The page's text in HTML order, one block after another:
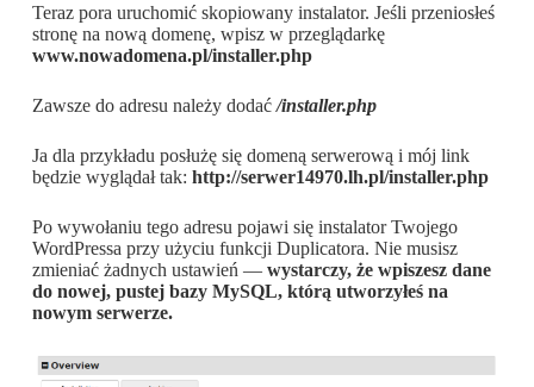
Teraz pora uruchomić skopiowany instalator. Jeśli przeniosłeś
stronę na nową domenę, wpisz w przeglądarkę
www.nowadomena.pl/installer.php
Zawsze do adresu należy dodać/installer.php
Ja dla przykładu posłużę się domeną serwerową i mój link
będzie wyglądał tak: http://serwer14970.lh.pl/installer.php
Po wywołaniu tego adresu pojawi się instalator Twojego
WordPressa przy użyciu funkcji Duplicatora. Nie musisz
zmieniać żadnych ustawień — wystarczy, że wpiszesz dane
do nowej, pustej bazy MySQL, którą utworzyłeś na
nowym serwerze.